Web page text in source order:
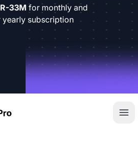
33M for monthly and
yearly subscription